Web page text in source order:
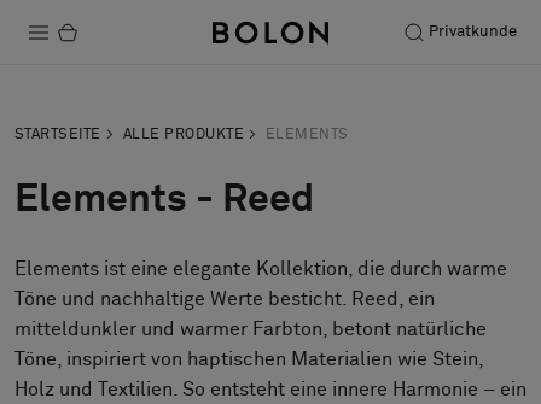
Privatkunde
Nachhaltigkeit
Installation
Instandhaltung
STARTSEITE ALLE PRODUKTE ELEMENTS
Elements - Reed
Elements ist eine elegante Kollektion, die durch warme
Töne und nachhaltige Werte besticht. Reed, ein
mitteldunkler und warmer Farbton, betont natürliche
Töne, inspiriert von haptischen Materialien wie Stein,
Holz und Textilien. So entsteht eine innere Harmonie – ein